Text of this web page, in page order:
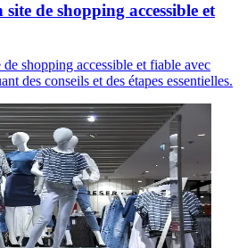
de shopping accessible et
shopping accessible et fiable avec
des conseils et des étapes essentielles.